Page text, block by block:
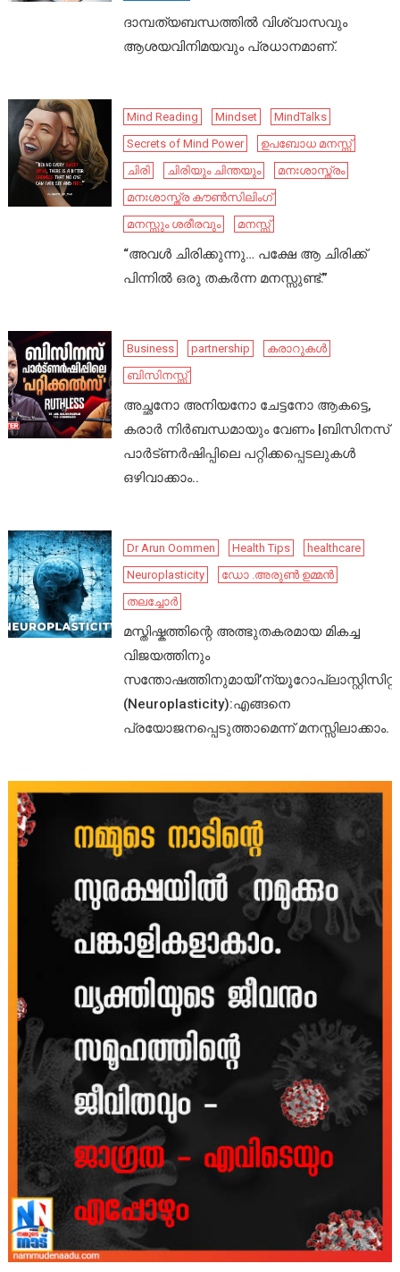
ദാമ്പത്യബന്ധത്തിൽ വിശ്വാസവും
ആശയവിനിമയവും പ്രധാനമാണ്.
Mind Reading Mindset
MindTalks
Secrets of Mind Power
ഉപബോധ മനസ്സ്
ചിരി
ചിരിയും ചിന്തയും
മനഃശാസ്ത്രം
മനഃശാസ്ത്ര കൗൺസിലിംഗ്
മനസ്സും ശരീരവും
മനസ്സ്
“അവൾ ചിരിക്കുന്നു… പക്ഷേ ആ ചിരിക്ക്
പിന്നിൽ ഒരു തകർന്ന മനസ്സുണ്ട്.”
Business partnership
കരാറുകൾ
ബിസിനസ്സ്
അച്ഛനോ അനിയനോ ചേട്ടനോ ആകട്ടെ,
കരാർ നിർബന്ധമായും വേണം |ബിസിനസ്
പാർട്ണർഷിപ്പിലെ പറ്റിക്കപ്പെടലുകൾ
ഒഴിവാക്കാം..
Dr Arun Oommen Health Tips
healthcare
Neuroplasticity
ഡോ .അരുൺ ഉമ്മൻ
തലച്ചോർ
മസ്തിഷ്കത്തിന്റെ അത്ഭുതകരമായ മികച്ച
വിജയത്തിനും
സന്തോഷത്തിനുമായി’ന്യൂറോപ്ലാസ്റ്റിസിറ്റി’
(Neuroplasticity):എങ്ങനെ
പ്രയോജനപ്പെടുത്താമെന്ന് മനസ്സിലാക്കാം.